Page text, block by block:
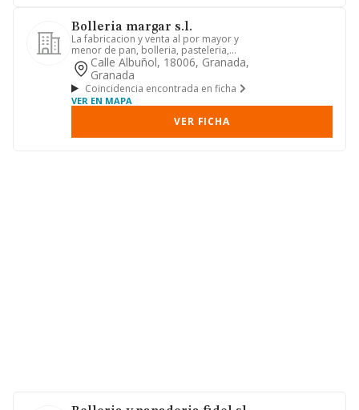
Bolleria margar s.l.
La fabricacion y venta al por mayor y
menor de pan, bolleria, pasteleria,
reposteria, confiteria y ...
Calle Albuñol, 18006, Granada,
Granada
Coincidencia encontrada en ficha
VER EN MAPA
VER FICHA